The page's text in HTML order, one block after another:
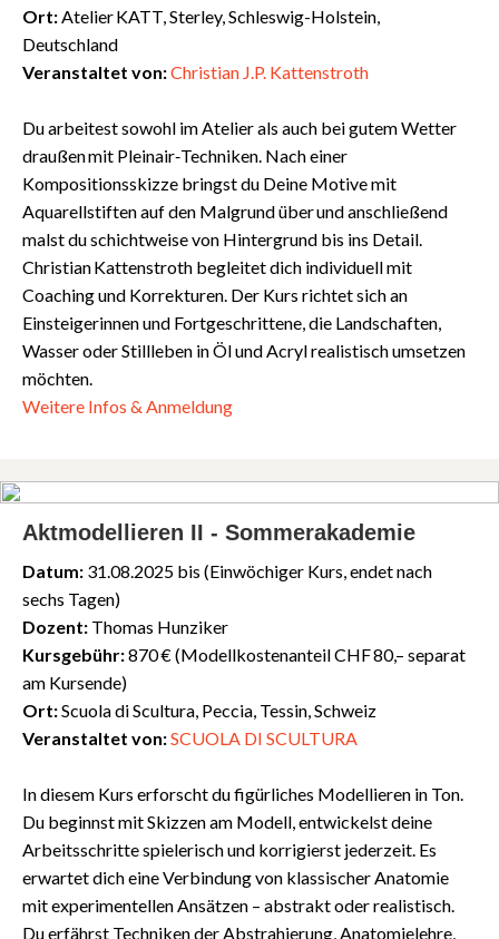
Ort:Atelier KATT, Sterley, Schleswig-Holstein,
Deutschland
Veranstaltet von:Christian J.P. Kattenstroth
Du arbeitest sowohl im Atelier als auch bei gutem Wetter
draußen mit Pleinair‑Techniken. Nach einer
Kompositionsskizze bringst du Deine Motive mit
Aquarellstiften auf den Malgrund über und anschließend
malst du schichtweise von Hintergrund bis ins Detail.
Christian Kattenstroth begleitet dich individuell mit
Coaching und Korrekturen. Der Kurs richtet sich an
Einsteigerinnen und Fortgeschrittene, die Landschaften,
Wasser oder Stillleben in Öl und Acryl realistisch umsetzen
möchten.
Weitere Infos & Anmeldung
Aktmodellieren II - Sommerakademie
Datum: 31.08.2025 bis (Einwöchiger Kurs, endet nach
sechs Tagen)
Dozent: Thomas Hunziker
Kursgebühr:870 € (Modellkostenanteil CHF 80,– separat
am Kursende)
Ort:Scuola di Scultura, Peccia, Tessin, Schweiz
Veranstaltet von:SCUOLA DI SCULTURA
In diesem Kurs erforscht du figürliches Modellieren in Ton.
Du beginnst mit Skizzen am Modell, entwickelst deine
Arbeitsschritte spielerisch und korrigierst jederzeit. Es
erwartet dich eine Verbindung von klassischer Anatomie
mit experimentellen Ansätzen – abstrakt oder realistisch.
Du erfährst Techniken der Abstrahierung, Anatomielehre,